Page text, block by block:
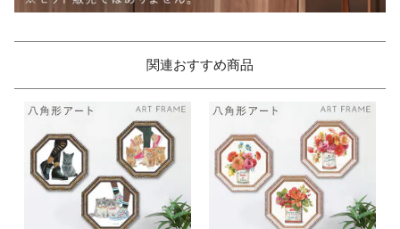
関連おすすめ商品